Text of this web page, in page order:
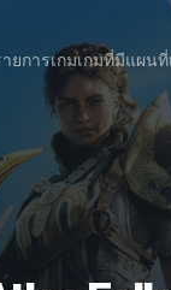
ายการเกมเกมที่มีแผนที่